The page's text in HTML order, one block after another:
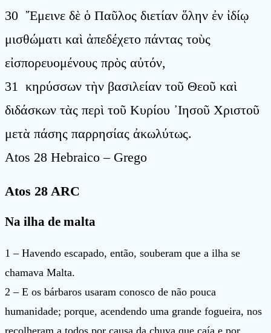
30 ῎Εμεινε δὲ ὁ Παῦλος διετίαν ὅλην ἐν ἰδίῳ
μισθώματι καὶ ἀπεδέχετο πάντας τοὺς
εἰσπορευομένους πρὸς αὐτόν,
31 κηρύσσων τὴν βασιλείαν τοῦ Θεοῦ καὶ
διδάσκων τὰς περὶ τοῦ Κυρίου ᾿Ιησοῦ Χριστοῦ
μετὰ πάσης παρρησίας ἀκωλύτως.
Atos 28 Hebraico – Grego
Atos 28 ARC
Na ilha de malta
1 – Havendo escapado, então, souberam que a ilha se
chamava Malta.
2 – E os bárbaros usaram conosco de não pouca
humanidade; porque, acendendo uma grande fogueira, nos
recolheram a todos por causa da chuva que caía e por